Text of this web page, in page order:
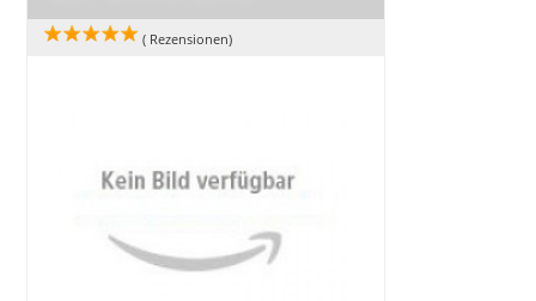
( Rezensionen)